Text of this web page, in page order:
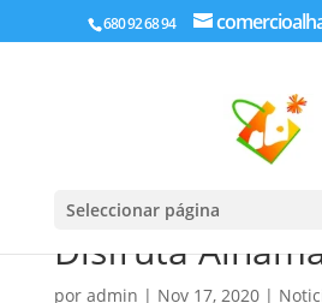
680 92 68 94
Seleccionar página
Disfruta
por admin | Nov 17, 2020|